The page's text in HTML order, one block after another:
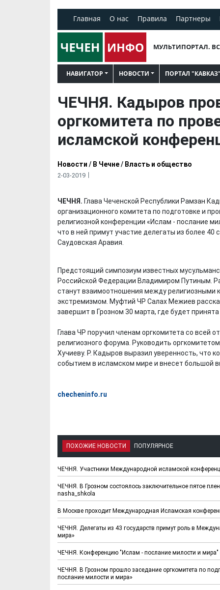
Главная О нас Правила Партнеры
МУЛЬТИПОРТАЛ.
НАВИГАТОР НОВОСТИ ПОРТАЛ "КАВКАЗ"
ЧЕЧНЯ. Кадыров
оргкомитета по
исламской
Новости / В Чечне/ Власть и общество
2-03-2019
ЧЕЧНЯ. Глава Чеченской Республики Рамзан
организационного комитета по подготовке и
религиозной конференции «Ислам - послание
что в ней примут участие делегаты из более
Саудовская Аравия.
Предстоящий симпозиум известных
Российской Федерации Владимиром Путиным.
станут взаимоотношения между
экстремизмом. Муфтий ЧР Салах Межиев
завершит в Грозном 30 марта, где будет
Глава ЧР поручил членам оргкомитета со всей
религиозного форума. Руководить
Хучиеву. Р. Кадыров выразил уверенность, что
событием в исламском мире и внесет большой
checheninfo.ru
ПОХОЖИЕ НОВОСТИ ПОПУЛЯРНОЕ
ЧЕЧНЯ. Участники Международной исламской
ЧЕЧНЯ. В Грозном состоялось заключительное пятое
nasha_shkola
В Москве проходит Международная Исламская
ЧЕЧНЯ. Делегаты из 43 государств примут роль в
мира»
ЧЕЧНЯ. Конференцию "Ислам - послание милости и мира"
ЧЕЧНЯ. В Грозном прошло заседание оргкомитета по
послание милости и мира»